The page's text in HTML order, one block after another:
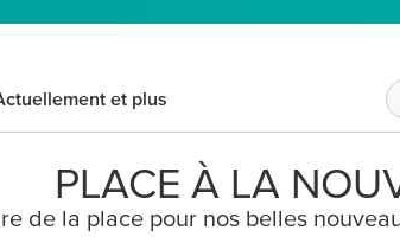
et plus
PLACE À LA
de la place pour nos belles